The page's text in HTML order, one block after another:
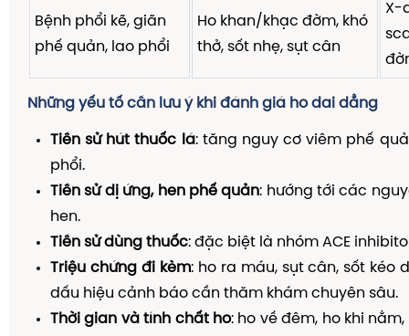
Bệnh phổi kẽ, giãn
phế quản, lao phổi
Ho khan/khạc đờm, khó
thở, sốt nhẹ, sụt cân
X-
Những yếu tố cần lưu ý khi đánh giá ho dai dẳng
Tiền sử hút thuốc lá: tăng nguy cơ viêm phế
phổi.
Tiền sử dị ứng, hen phế quản: hướng tới các
hen.
Tiền sử dùng thuốc: đặc biệt là nhóm ACE
Triệu chứng đi kèm: ho ra máu, sụt cân, sốt kéo
dấu hiệu cảnh báo cần thăm khám chuyên sâu.
Thời gian và tính chất ho: ho về đêm, ho khi